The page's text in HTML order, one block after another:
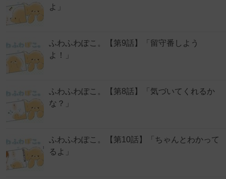
よ」
ふわふわぽこ。【第9話】「留守番しよう
よ！」
ふわふわぽこ。【第8話】「気づいてくれるか
な？」
ふわふわぽこ。【第10話】「ちゃんとわかって
るよ」